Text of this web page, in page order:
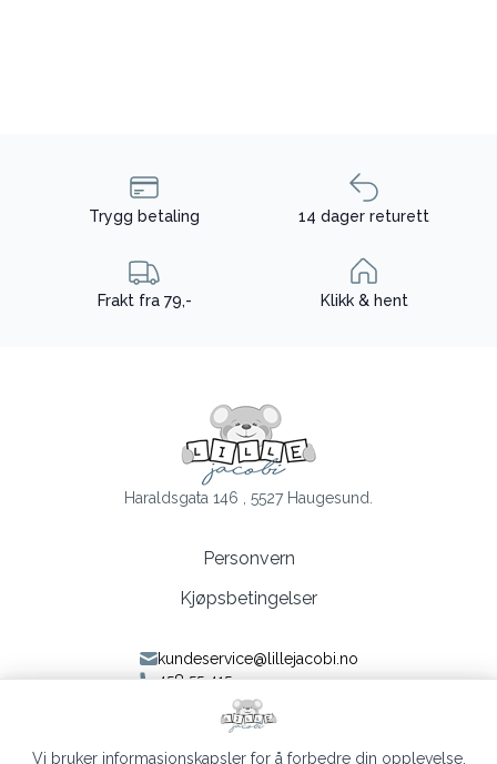
Trygg betaling 14 dager returett
Frakt fra 79,- Klikk & hent
Haraldsgata 146 , 5527 Haugesund.
Personvern
Kjøpsbetingelser
kundeservice@lillejacobi.no
458 55 415
Følg oss på Facebook
Følg oss på Instagram
Vi bruker informasjonskapsler for å forbedre din opplevelse,